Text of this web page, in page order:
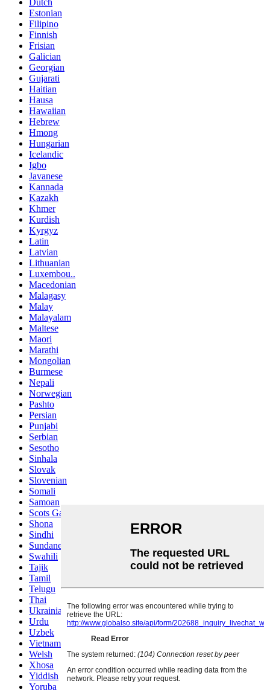
Estonian
Filipino
Finnish
Frisian
Galician
Georgian
Gujarati
Haitian
Hausa
Hawaiian
Hebrew
Hmong
Hungarian
Icelandic
Igbo
Javanese
Kannada
Kazakh
Khmer
Kurdish
Kyrgyz
Latin
Latvian
Lithuanian
Luxembou..
Macedonian
Malagasy
Malay
Malayalam
Maltese
Maori
Marathi
Mongolian
Burmese
Nepali
Norwegian
Pashto
Persian
Punjabi
Serbian
Sesotho
Sinhala
Slovak
Slovenian
Somali
Samoan
Scots Gaelic
Shona
Sindhi
Sundanese
Swahili
Tajik
Tamil
Telugu
Thai
Ukrainian
Urdu
Uzbek
Vietnamese
Welsh
Xhosa
Yiddish
Yoruba